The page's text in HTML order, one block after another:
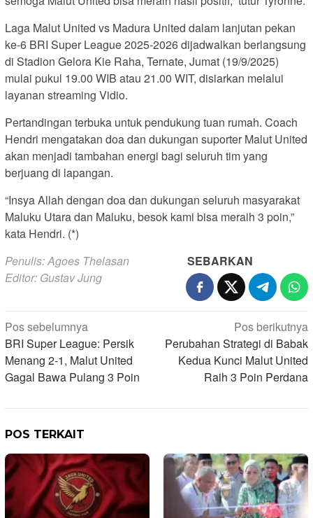
Laga Malut United vs Madura United dalam lanjutan pekan
ke-6 BRI Super League 2025-2026 dijadwalkan berlangsung
di Stadion Gelora Kie Raha, Ternate, Jumat (19/9/2025)
mulai pukul 19.00 WIB atau 21.00 WIT, disiarkan melalui
layanan streaming Vidio.
Pertandingan terbuka untuk pendukung tuan rumah. Coach
Hendri mengatakan doa dan dukungan suporter Malut United
akan menjadi tambahan energi bagi seluruh tim yang
berjuang di lapangan.
“Insya Allah dengan doa dan dukungan seluruh masyarakat
Maluku Utara dan Maluku, besok kami bisa meraih 3 poin,”
kata Hendri. (*)
Penulis: Agoes Thelasan
Editor: Gustav Jung
SEBARKAN
Navigasi
pos
Pos sebelumnya
BRI Super League: Persik
Menang 2-1, Malut United
Gagal Bawa Pulang 3 Poin
Pos berikutnya
Perubahan Strategi di Babak
Kedua Kunci Malut United
Raih 3 Poin Perdana
POS TERKAIT